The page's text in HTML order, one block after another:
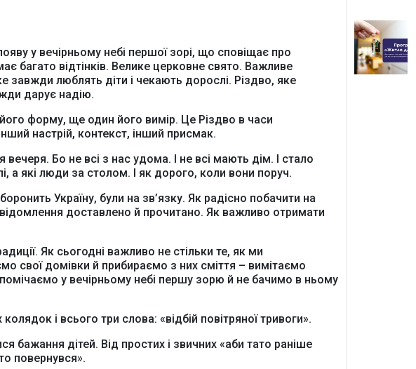
у вечірньому небі першої зорі, що сповіщає про
багато відтінків. Велике церковне свято. Важливе
завжди люблять діти і чекають дорослі. Різдво, яке
дарує надію.
форму, ще один його вимір. Це Різдво в часи
настрій, контекст, інший присмак.
Бо не всі з нас удома. І не всі мають дім. І стало
а які люди за столом. І як дорого, коли вони поруч.
Україну, були на зв’язку. Як радісно побачити на
доставлено й прочитано. Як важливо отримати
Як сьогодні важливо не стільки те, як ми
свої домівки й прибираємо з них сміття – вимітаємо
у вечірньому небі першу зорю й не бачимо в ньому
і всього три слова: «відбій повітряної тривоги».
бажання дітей. Від простих і звичних «аби тато раніше
повернувся».